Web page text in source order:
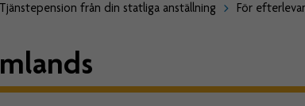
Tjänstepension från din statliga anställning För